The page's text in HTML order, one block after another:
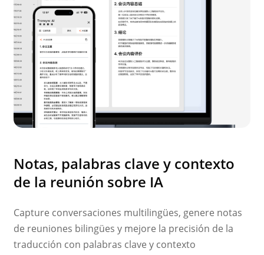
Notas, palabras clave y contexto
de la reunión sobre IA
Capture conversaciones multilingües, genere notas
de reuniones bilingües y mejore la precisión de la
traducción con palabras clave y contexto